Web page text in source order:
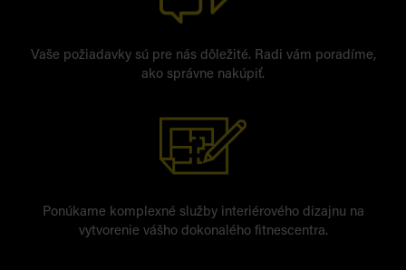
Vaše požiadavky sú pre nás dôležité. Radi vám poradíme,
ako správne nakúpiť.
Ponúkame komplexné služby interiérového dizajnu na
vytvorenie vášho dokonalého fitnescentra.